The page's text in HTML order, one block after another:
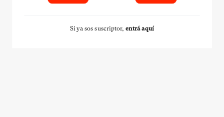
Si ya sos suscriptor, entrá aquí